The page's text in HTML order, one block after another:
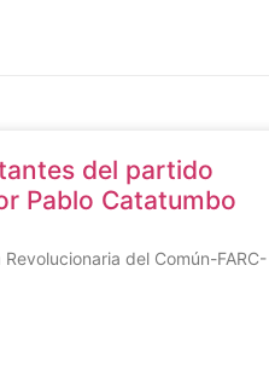
del partido
Pablo Catatumbo
del Común-FARC-